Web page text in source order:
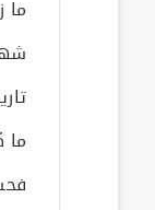
ما
ما